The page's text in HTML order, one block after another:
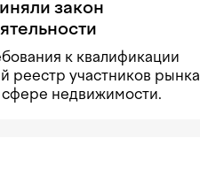
закон
к квалификации
реестр участников рынка
сфере недвижимости.